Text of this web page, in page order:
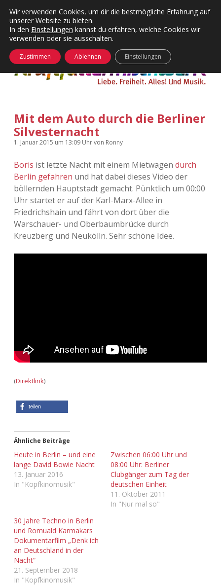
Kategorien
Menü
24 Hours Chilling
Die Wende
KFMW-Disco
kfmw.stuff
Kopfkinomusik
Nur mal so
Täglicher Sinnwahn
Visuelles
KFMW-Disco
Dates
Contact
Adventskalender
Adventskalender 2010
Adventskalender 2011
Adventskalender 2012
Adventskalender 2013
Adventskalender 2018
Adventskalender 2022
Adventskalender 2023
Adventskalender 2024
facebookinstagram
rss soundcloud
vimeoBluesky
öffnen
Mit dem Auto durch die Berliner
Silvesternacht
1. Januar 2015 um 13:09 Uhrvon Ronny
Boris ist letzte Nacht mit einem Mietwagen durch
Berlin gefahren und hat dabei dieses Video der
böllernden Hauptstadt gemacht. Pünktlich um 00:00
Uhr startet er auf der Karl-Marx-Allee in
Friedrichshain und fährt von dort über die
Warschauer- und Oberbaumbrücke durch
Kreuzberg und Neukölln. Sehr schöne Idee.
(Direktlink)
teilen
Ähnliche Beiträge
Heute in Berlin – und eine
lange David Bowie Nacht
13. Januar 2016
In "Kopfkinomusik"
Zwischen 06:00 Uhr und
08:00 Uhr: Berliner
Clubgänger zum Tag der
deutschen Einheit
11. Oktober 2011
In "Nur mal so"
30 Jahre Techno in Berlin
und Romuald Karmakars
Dokumentarfilm „Denk ich
an Deutschland in der
Nacht“
21. September 2018
In "Kopfkinomusik"
Wir verwenden Cookies, um dir die bestmögliche Erfahrung auf
unserer Website zu bieten.
In den Einstellungen kannst du erfahren, welche Cookies wir
verwenden oder sie ausschalten.
Zustimmen Ablehnen Einstellungen